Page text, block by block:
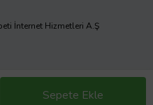
Sepete Ekle
İnternet Hizmetleri A.Ş